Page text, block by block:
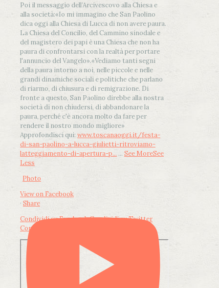
Poi il messaggio dell’Arcivescovo alla Chiesa e
alla società:«Io mi immagino che San Paolino
dica oggi alla Chiesa di Lucca di non avere paura.
La Chiesa del Concilio, del Cammino sinodale e
del magistero dei papi è una Chiesa che non ha
paura di confrontarsi con la realtà per portare
l'annuncio del Vangelo».«Vediamo tanti segni
della paura intorno a noi, nelle piccole e nelle
grandi dinamiche sociali e politiche che parlano
di riarmo, di chiusura e di remigrazione. Di
fronte a questo, San Paolino direbbe alla nostra
società di non chiudersi, di abbandonare la
paura, perché c'è ancora molto da fare per
rendere il nostro mondo migliore»
Approfondisci qui: www.toscanaoggi.it/festa-
di-san-paolino-a-lucca-giulietti-ritroviamo-
latteggiamento-di-apertura-p... ... See MoreSee
Less
Photo
View on Facebook
· Share
Condividi su FacebookCondividi su Twitter
Condividi su LinkedIn